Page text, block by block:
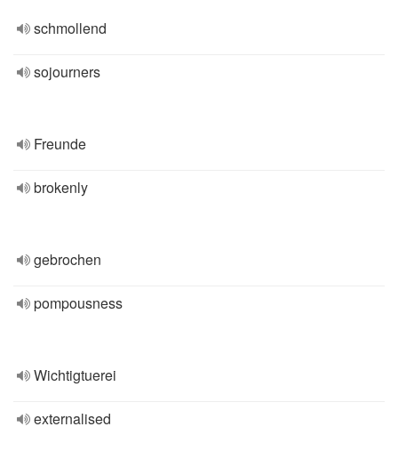
schmollend
sojourners
Freunde
brokenly
gebrochen
pompousness
Wichtigtuerei
externalised